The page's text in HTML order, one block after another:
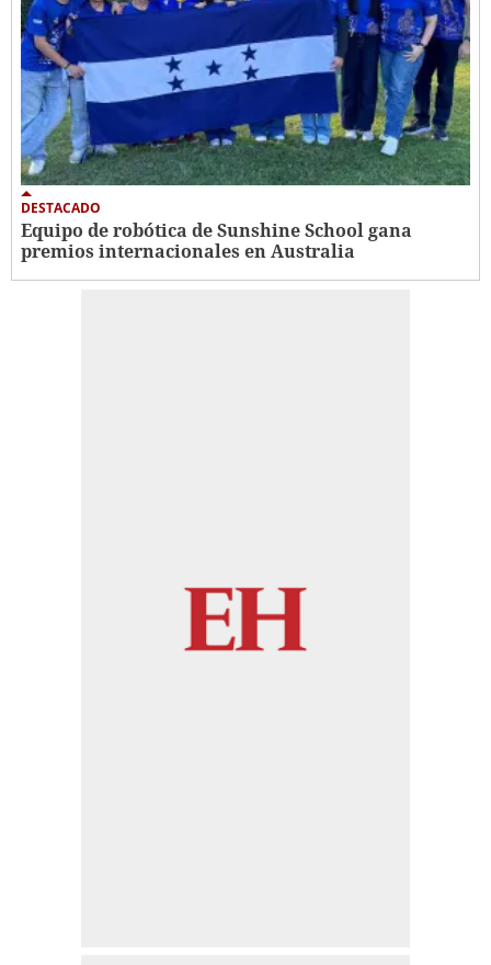
DESTACADO
Equipo de robótica de Sunshine School gana
premios internacionales en Australia